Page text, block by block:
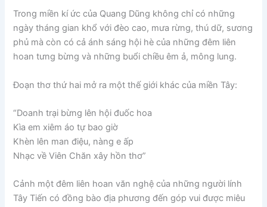
Trong miền kí ức của Quang Dũng không chỉ có những
ngày tháng gian khổ với đèo cao, mưa rừng, thú dữ, sương
phủ mà còn có cả ánh sáng hội hè của những đêm liên
hoan tưng bừng và những buổi chiều êm ả, mông lung.
Đoạn thơ thứ hai mở ra một thế giới khác của miền Tây:
“Doanh trại bừng lên hội đuốc hoa
Kìa em xiêm áo tự bao giờ
Khèn lên man điệu, nàng e ấp
Nhạc về Viên Chăn xây hồn thơ”
Cảnh một đêm liên hoan văn nghệ của những người lính
Tây Tiến có đồng bào địa phương đến góp vui được miêu